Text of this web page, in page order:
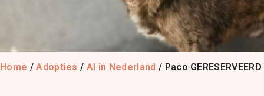
Home /Adopties / Al in Nederland / Paco GERESERVEERD